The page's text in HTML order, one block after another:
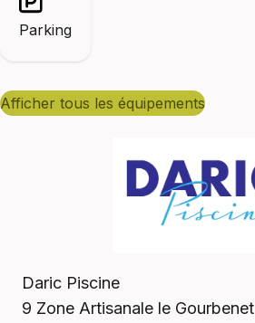
Parking
afficher tous les équipements
Daric Piscine
9 Zone Artisanale le Gourbenet